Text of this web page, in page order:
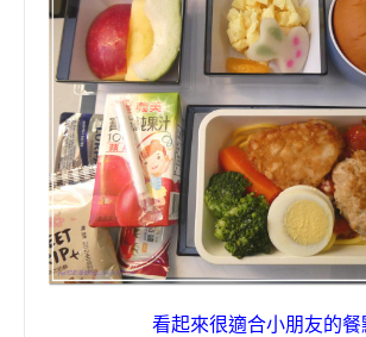
看起來很適合小朋友的餐